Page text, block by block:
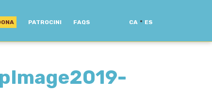
PATROCINI FAQS CA · ES